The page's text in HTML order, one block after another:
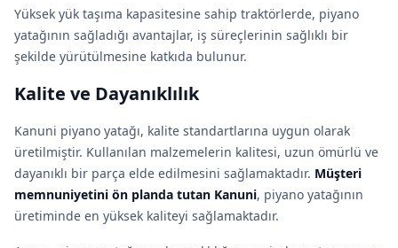
Yüksek yük taşıma kapasitesine sahip traktörlerde, piyano
yatağının sağladığı avantajlar, iş süreçlerinin sağlıklı bir
şekilde yürütülmesine katkıda bulunur.
Kalite ve Dayanıklılık
Kanuni piyano yatağı, kalite standartlarına uygun olarak
üretilmiştir. Kullanılan malzemelerin kalitesi, uzun ömürlü ve
dayanıklı bir parça elde edilmesini sağlamaktadır. Müşteri
memnuniyetini ön planda tutan Kanuni, piyano yatağının
üretiminde en yüksek kaliteyi sağlamaktadır.